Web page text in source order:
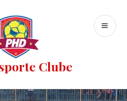
Clube